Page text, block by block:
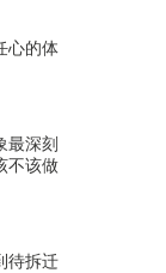
心的体
最深刻
不该做
待拆迁